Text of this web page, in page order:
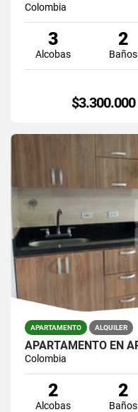
Colombia
3
Alcobas
2
Baños
$3.300.000
APARTAMENTO ALQUILER
Colombia
2
Alcobas
2
Baños